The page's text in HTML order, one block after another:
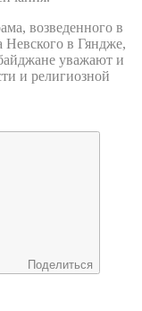
возведенного в
Невского в Гяндже,
уважают и
и религиозной
Поделиться